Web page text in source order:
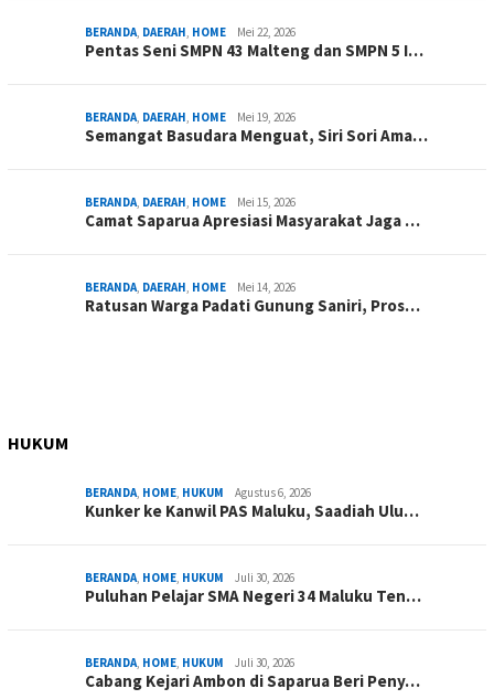
BERANDA, DAERAH, HOME Mei 22, 2026
Pentas Seni SMPN 43 Malteng dan SMPN 5 I…
BERANDA, DAERAH, HOME Mei 19, 2026
Semangat Basudara Menguat, Siri Sori Ama…
BERANDA, DAERAH, HOME Mei 15, 2026
Camat Saparua Apresiasi Masyarakat Jaga …
BERANDA, DAERAH, HOME Mei 14, 2026
Ratusan Warga Padati Gunung Saniri, Pros…
HUKUM
BERANDA, HOME, HUKUM Agustus 6, 2026
Kunker ke Kanwil PAS Maluku, Saadiah Ulu…
BERANDA, HOME, HUKUM Juli 30, 2026
Puluhan Pelajar SMA Negeri 34 Maluku Ten…
BERANDA, HOME, HUKUM Juli 30, 2026
Cabang Kejari Ambon di Saparua Beri Peny…